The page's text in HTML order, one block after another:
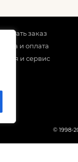
сделать заказ
и оплата
и сервис
© 1998-